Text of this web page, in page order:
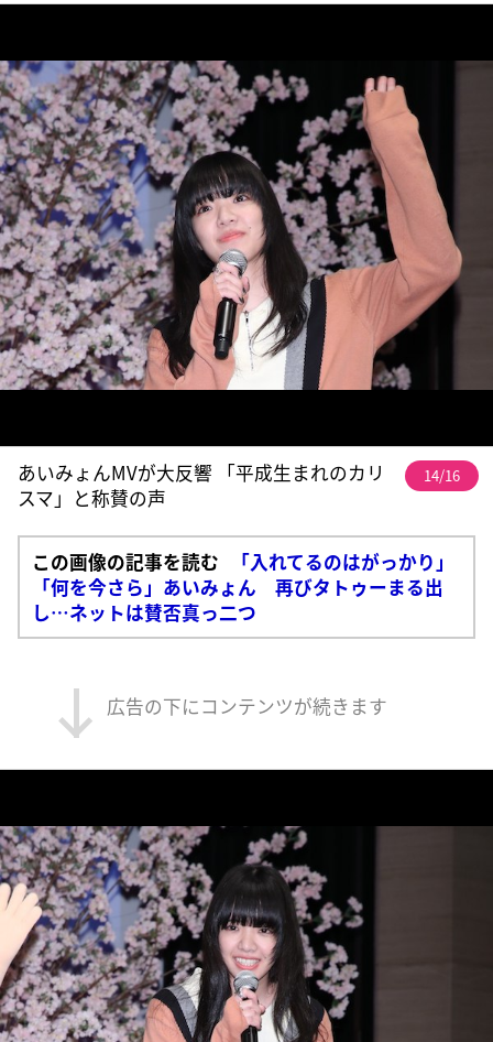
あいみょんMVが大反響 「平成生まれのカリ
スマ」と称賛の声
14/16
この画像の記事を読む
「入れてるのはがっかり」
「何を今さら」あいみょん 再びタトゥーまる出
し…ネットは賛否真っ二つ
広告の下にコンテンツが続きます